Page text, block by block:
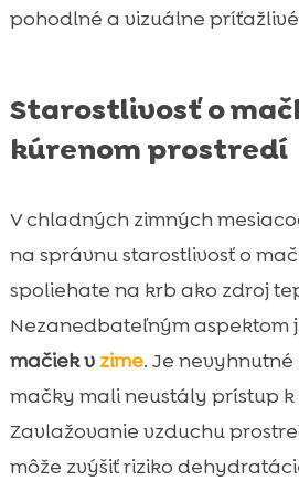
pohodlné a vizuálne
Starostlivosť o
kúrenom prostredí
V chladných zimných
na správnu starostlivosť o
spoliehate na krb ako zdroj
Nezanedbateľným aspektom
mačiek v zime. Je
mačky mali neustály prístup k
Zavlažovanie vzduchu
môže zvýšiť riziko